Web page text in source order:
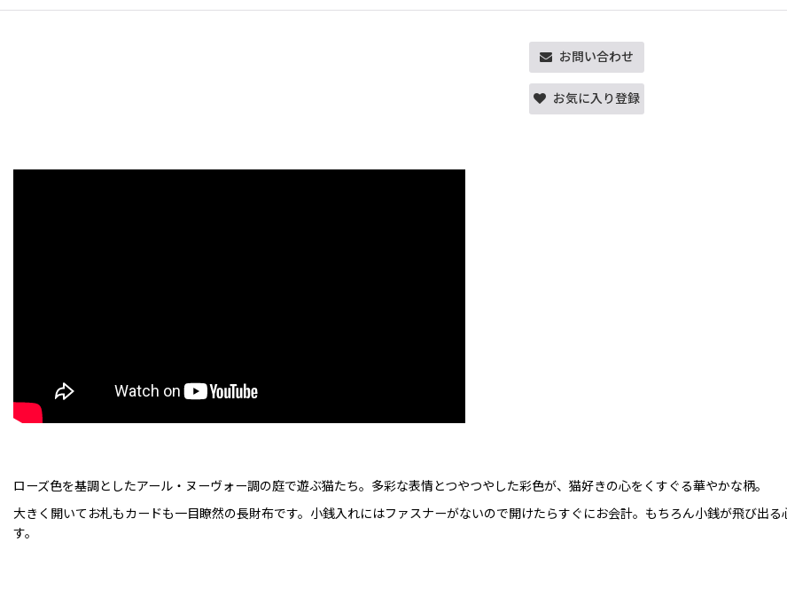
お問い合わせ
お気に入り登録
ローズ色を基調としたアール・ヌーヴォー調の庭で遊ぶ猫たち。多彩な表情とつやつやした彩色が、猫好きの心をくすぐる華やかな柄。
大きく開いてお札もカードも一目瞭然の長財布です。小銭入れにはファスナーがないので開けたらすぐにお会計。もちろん小銭が飛び出
す。